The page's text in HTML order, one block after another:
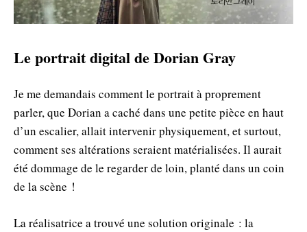
Le portrait digital de Dorian Gray
Je me demandais comment le portrait à proprement
parler, que Dorian a caché dans une petite pièce en haut
d’un escalier, allait intervenir physiquement, et surtout,
comment ses altérations seraient matérialisées. Il aurait
été dommage de le regarder de loin, planté dans un coin
de la scène !
La réalisatrice a trouvé une solution originale : la